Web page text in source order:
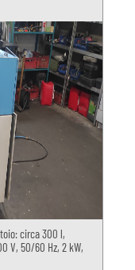
circa 300 l,
V, 50/60 Hz, 2 kW,